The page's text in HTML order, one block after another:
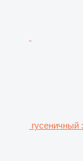
гусеничный